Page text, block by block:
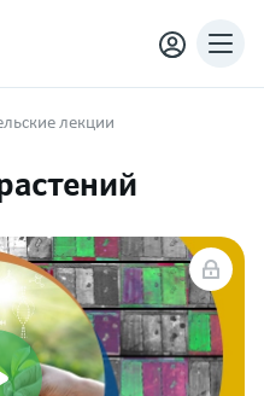
лекции